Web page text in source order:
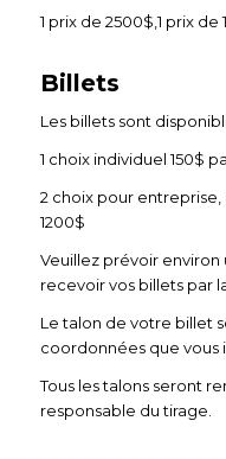
1 prix de 2500$,1 prix
Billets
Les billets sont
1 choix individuel 150$
2 choix pour entreprise,
1200$
Veuillez prévoir
recevoir vos billets par
Le talon de votre billet
coordonnées que vous
Tous les talons seront
responsable du tirage.